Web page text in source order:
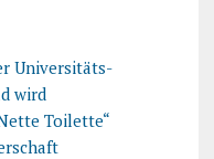
Universitäts-
wird
Toilette“